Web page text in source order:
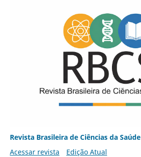
Revista Brasileira de Ciências da Saúde
Acessar revista
Edição Atual